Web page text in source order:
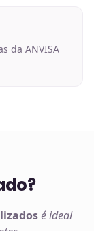
da ANVISA
é ideal